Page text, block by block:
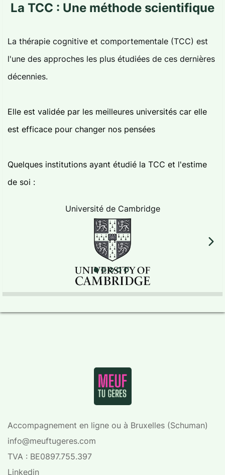
La TCC : Une méthode scientifique
La thérapie cognitive et comportementale (TCC) est
l'une des approches les plus étudiées de ces dernières
décennies.
Elle est validée par les meilleures universités car elle
est efficace pour changer nos pensées
Quelques institutions ayant étudié la TCC et l'estime
de soi :
Université de Cambridge
Accompagnement en ligne ou à Bruxelles (Schuman)
info@meuftugeres.com
TVA : BE0897.755.397
Linkedin